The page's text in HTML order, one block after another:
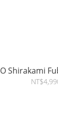
Shirakami